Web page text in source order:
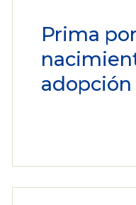
Prima
adopción